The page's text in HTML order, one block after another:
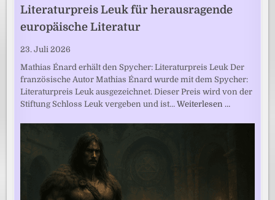
Literaturpreis Leuk für herausragende
europäische Literatur
23. Juli 2026
Mathias Énard erhält den Spycher: Literaturpreis Leuk Der
französische Autor Mathias Énard wurde mit dem Spycher:
Literaturpreis Leuk ausgezeichnet. Dieser Preis wird von der
Stiftung Schloss Leuk vergeben und ist…Weiterlesen …